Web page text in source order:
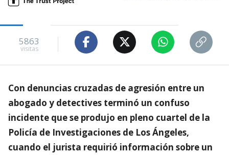
5863
visitas
Con denuncias cruzadas de agresión entre un
abogado y detectives terminó un confuso
incidente que se produjo en pleno cuartel de la
Policía de Investigaciones de Los Ángeles,
cuando el jurista requirió información sobre un